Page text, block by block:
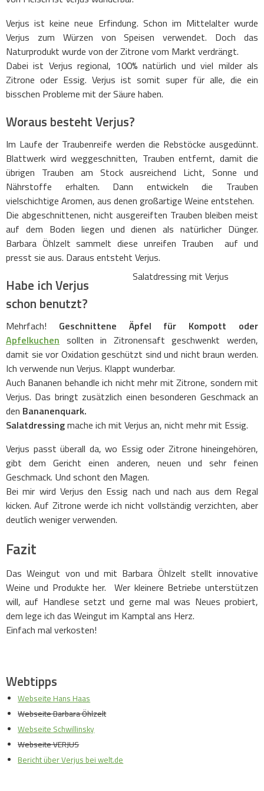
Verjus ist keine neue Erfindung. Schon im Mittelalter wurde
Verjus zum Würzen von Speisen verwendet. Doch das
Naturprodukt wurde von der Zitrone vom Markt verdrängt.
Dabei ist Verjus regional, 100% natürlich und viel milder als
Zitrone oder Essig. Verjus ist somit super für alle, die ein
bisschen Probleme mit der Säure haben.
Woraus besteht Verjus?
Im Laufe der Traubenreife werden die Rebstöcke ausgedünnt.
Blattwerk wird weggeschnitten, Trauben entfernt, damit die
übrigen Trauben am Stock ausreichend Licht, Sonne und
Nährstoffe erhalten. Dann entwickeln die Trauben
vielschichtige Aromen, aus denen großartige Weine entstehen.
Die abgeschnittenen, nicht ausgereiften Trauben bleiben meist
auf dem Boden liegen und dienen als natürlicher Dünger.
Barbara Öhlzelt sammelt diese unreifen Trauben auf und
presst sie aus. Daraus entsteht Verjus.
Salatdressing mit Verjus
Habe ich Verjus
schon benutzt?
Mehrfach! Geschnittene Äpfel für Kompott oder
Apfelkuchen sollten in Zitronensaft geschwenkt werden,
damit sie vor Oxidation geschützt sind und nicht braun werden.
Ich verwende nun Verjus. Klappt wunderbar.
Auch Bananen behandle ich nicht mehr mit Zitrone, sondern mit
Verjus. Das bringt zusätzlich einen besonderen Geschmack an
den Bananenquark.
Salatdressingmache ich mit Verjus an, nicht mehr mit Essig.
Verjus passt überall da, wo Essig oder Zitrone hineingehören,
gibt dem Gericht einen anderen, neuen und sehr feinen
Geschmack. Und schont den Magen.
Bei mir wird Verjus den Essig nach und nach aus dem Regal
kicken. Auf Zitrone werde ich nicht vollständig verzichten, aber
deutlich weniger verwenden.
Fazit
Das Weingut von und mit Barbara Öhlzelt stellt innovative
Weine und Produkte her. Wer kleinere Betriebe unterstützen
will, auf Handlese setzt und gerne mal was Neues probiert,
dem lege ich das Weingut im Kamptal ans Herz.
Einfach mal verkosten!
Webtipps
Webseite Hans Haas
Webseite Barbara Öhlzelt
Webseite Schwillinsky
Webseite VERJUS
Bericht über Verjus bei welt.de